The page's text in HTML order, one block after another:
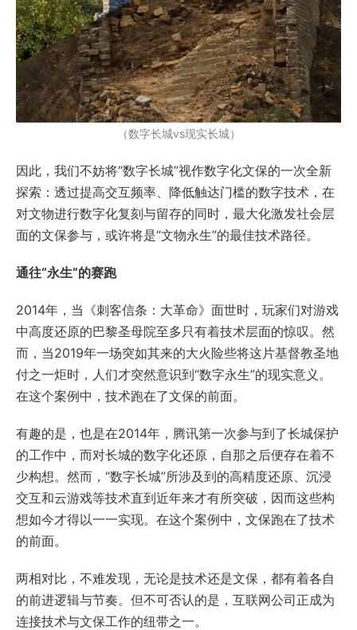
（数字长城vs现实长城）
因此，我们不妨将“数字长城”视作数字化文保的一次全新
探索：透过提高交互频率、降低触达门槛的数字技术，在
对文物进行数字化复刻与留存的同时，最大化激发社会层
面的文保参与，或许将是“文物永生”的最佳技术路径。
通往“永生”的赛跑
2014年，当《刺客信条：大革命》面世时，玩家们对游戏
中高度还原的巴黎圣母院至多只有着技术层面的惊叹。然
而，当2019年一场突如其来的大火险些将这片基督教圣地
付之一炬时，人们才突然意识到“数字永生”的现实意义。
在这个案例中，技术跑在了文保的前面。
有趣的是，也是在2014年，腾讯第一次参与到了长城保护
的工作中，而对长城的数字化还原，自那之后便存在着不
少构想。然而，“数字长城”所涉及到的高精度还原、沉浸
交互和云游戏等技术直到近年来才有所突破，因而这些构
想如今才得以一一实现。在这个案例中，文保跑在了技术
的前面。
两相对比，不难发现，无论是技术还是文保，都有着各自
的前进逻辑与节奏。但不可否认的是，互联网公司正成为
连接技术与文保工作的纽带之一。